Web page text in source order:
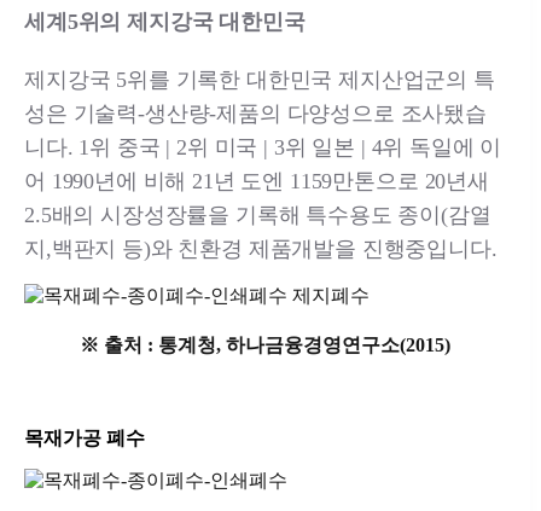
세계5위의 제지강국 대한민국
제지강국 5위를 기록한 대한민국 제지산업군의 특
성은 기술력-생산량-제품의 다양성으로 조사됐습
니다. 1위 중국 | 2위 미국 | 3위 일본 | 4위 독일에 이
어 1990년에 비해 21년 도엔 1159만톤으로 20년새
2.5배의 시장성장률을 기록해 특수용도 종이(감열
지,백판지 등)와 친환경 제품개발을 진행중입니다.
※ 출처 : 통계청, 하나금융경영연구소(2015)
목재가공 폐수